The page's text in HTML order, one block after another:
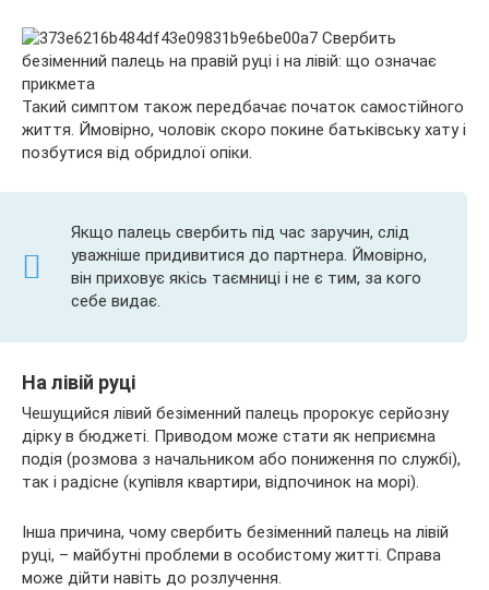
Такий симптом також передбачає початок самостійного
життя. Ймовірно, чоловік скоро покине батьківську хату і
позбутися від обридлої опіки.
Якщо палець свербить під час заручин, слід
уважніше придивитися до партнера. Ймовірно,
він приховує якісь таємниці і не є тим, за кого
себе видає.
На лівій руці
Чешущийся лівий безіменний палець пророкує серйозну
дірку в бюджеті. Приводом може стати як неприємна
подія (розмова з начальником або пониження по службі),
так і радісне (купівля квартири, відпочинок на морі).
Інша причина, чому свербить безіменний палець на лівій
руці, – майбутні проблеми в особистому житті. Справа
може дійти навіть до розлучення.